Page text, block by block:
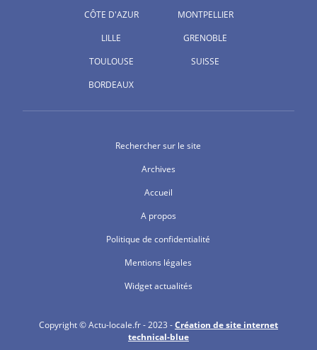
CÔTE D'AZUR
LILLE
TOULOUSE
BORDEAUX
MONTPELLIER
GRENOBLE
SUISSE
Rechercher sur le site
Archives
Accueil
A propos
Politique de confidentialité
Mentions légales
Widget actualités
Copyright © Actu-locale.fr - 2023 -Création de site internet
technical-blue